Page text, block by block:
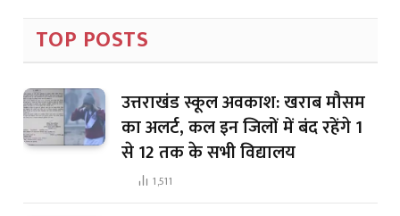
TOP POSTS
उत्तराखंड स्कूल अवकाश: खराब मौसम
का अलर्ट, कल इन जिलों में बंद रहेंगे 1
से 12 तक के सभी विद्यालय
1,511